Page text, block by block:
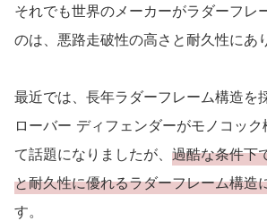
それでも世界のメーカーがラダーフレ
のは、悪路走破性の高さと耐久性にあ
最近では、長年ラダーフレーム構造を
ローバー ディフェンダーがモノコッ
て話題になりましたが、 過酷な条件下
と耐久性に優れるラダーフレーム構造
す。